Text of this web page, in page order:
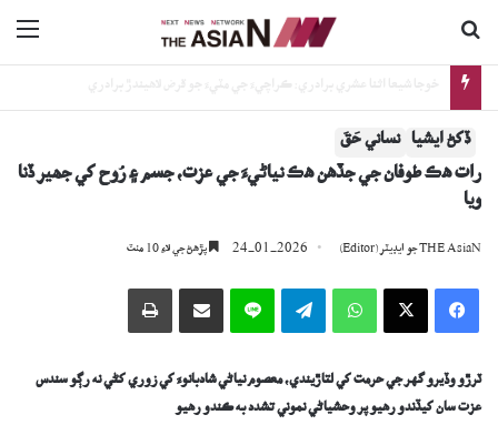
ڏکڻ ايشيا نساني حَقَ
رات ھڪ طوفان جي جڏھن ھڪ نياڻيءَ جي عزت، جسم ۽ رُوح کي جھير ڏنا
ويا
THE AsiaN جو ايڊيٽر (Editor) 24-01-2026 پڙھڻ جي لاءِ 10 منٽ
Facebook
X
WhatsApp
Telegram
Line اي ميل وسيلي ونڊيو پرنٽ
ٽرڙو وڏيرو گهر جي حرمت کي لتاڙيندي، معصوم نياڻي شادبانوءَ کي زوري کڻي نه رڳو سندس
عزت سان کيڏندو رھيو پر وحشياڻي نموني تشدد به ڪندو رھيو